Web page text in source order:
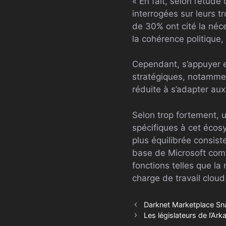
interrogées sur leurs
de 30% ont cité la
la cohérence
Cependant,
stratégiques,
réduite à s’adapter
Selon trop fortement,
spécifiques à cet
plus équilibrée
base de Microsoft
fonctions telles que la
charge de travail
Darknet Marketplace
Les législateurs de